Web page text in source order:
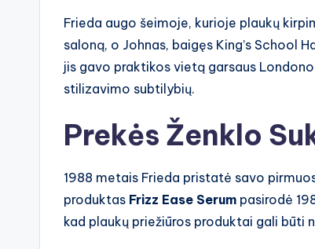
Frieda augo šeimoje, kurioje plaukų
saloną, o Johnas, baigęs King’s School
jis gavo praktikos vietą garsaus
stilizavimo subtilybių.
Prekės Ženklo
1988 metais Frieda pristatė savo
produktas Frizz Ease Serum pasirodė
kad plaukų priežiūros produktai gali būti